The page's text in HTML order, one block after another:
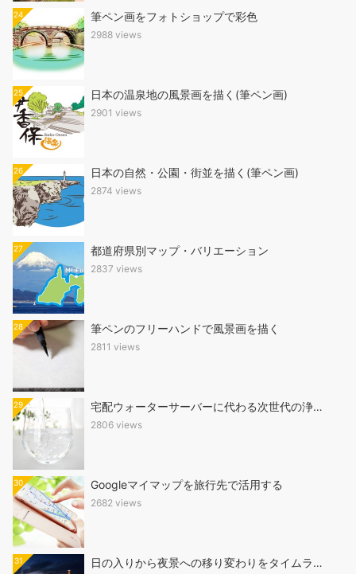
24 筆ペン画をフォトショップで彩色
2988 views
25 日本の温泉地の風景画を描く(筆ペン画)
2901 views
26 日本の自然・公園・街並を描く(筆ペン画)
2874 views
27 都道府県別マップ・バリエーション
2837 views
28 筆ペンのフリーハンドで風景画を描く
2811 views
29 宅配ウォーターサーバーに代わる次世代の浄…
2806 views
30 Googleマイマップを旅行先で活用する
2682 views
31 日の入りから夜景への移り変わりをタイムラ…